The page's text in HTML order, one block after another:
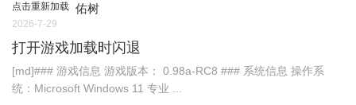
点击重新加载 佑树
2026-7-29
打开游戏加载时闪退
[md]### 游戏信息 游戏版本： 0.98a-RC8 ### 系统信息 操作系
统：Microsoft Windows 11 专业 ...